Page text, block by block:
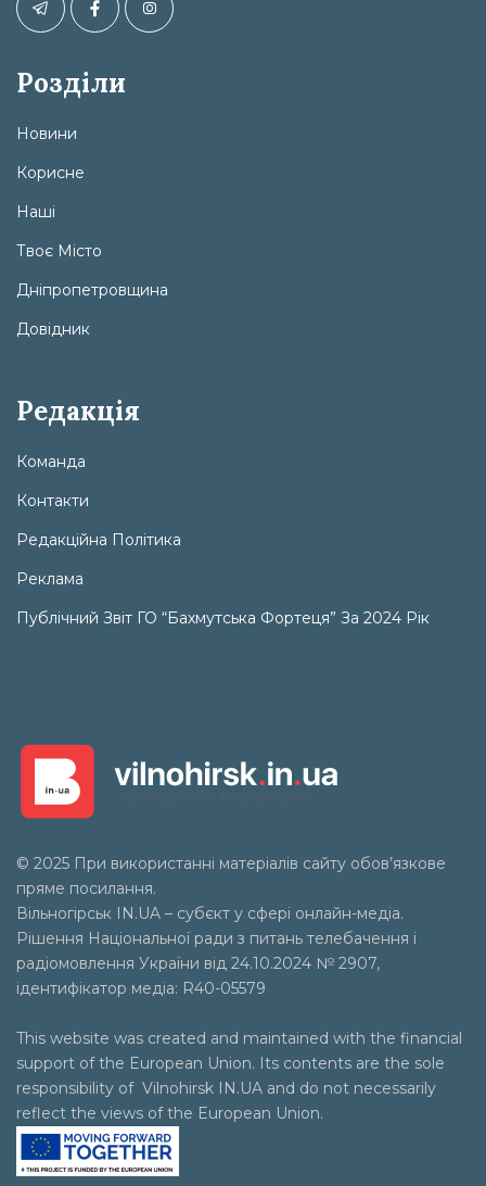
Розділи
Новини
Корисне
Наші
Твоє Місто
Дніпропетровщина
Довідник
Редакція
Команда
Контакти
Редакційна Політика
Реклама
Публічний Звіт ГО “Бахмутська Фортеця” За 2024 Рік
© 2025 При використанні матеріалів сайту обов’язкове
пряме посилання.
Вільногірськ IN.UA – субєкт у сфері онлайн-медіа.
Рішення Національної ради з питань телебачення і
радіомовлення України від 24.10.2024 № 2907,
ідентифікатор медіа: R40-05579
This website was created and maintained with the financial
support of the European Union. Its contents are the sole
responsibility of Vilnohirsk IN.UA and do not necessarily
reflect the views of the European Union.